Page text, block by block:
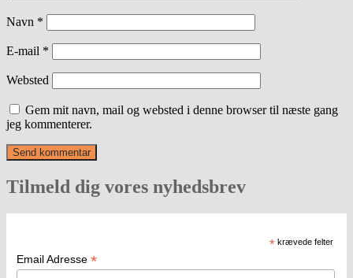
Navn *
E-mail *
Websted
Gem mit navn, mail og websted i denne browser til næste gang
jeg kommenterer.
Tilmeld dig vores nyhedsbrev
* krævede felter
Email Adresse *